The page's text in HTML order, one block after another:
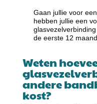
Gaan jullie voor
hebben jullie een
de eerste 12
Weten
andere
kost?